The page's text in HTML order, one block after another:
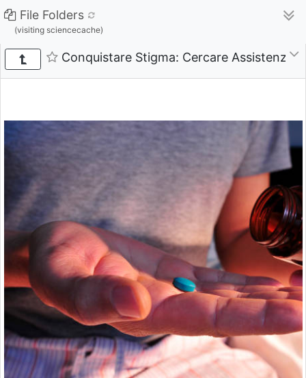
File Folders
(visiting sciencecache)
Conquistare Stigma: Cercare Assistenza